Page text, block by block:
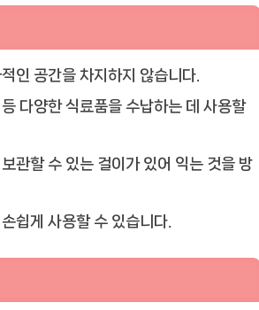
인 공간을 차지하지 않습니다.
다양한 식료품을 수납하는 데 사용할
관할 수 있는 걸이가 있어 익는 것을 방
쉽게 사용할 수 있습니다.